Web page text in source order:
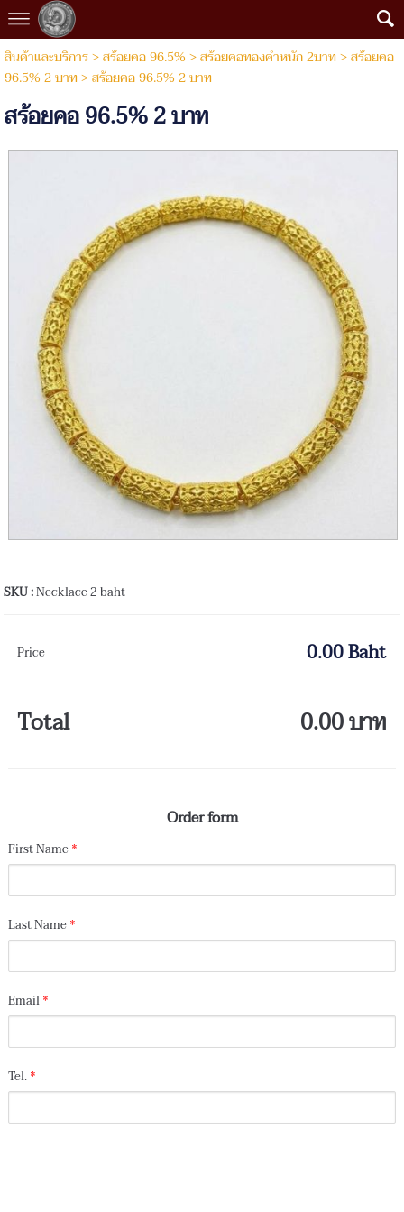
สินค้าและบริการ>สร้อยคอ 96.5% >สร้อยคอทองคำหนัก 2บาท>สร้อยคอ
96.5% 2 บาท> สร้อยคอ 96.5% 2 บาท
สร้อยคอ 96.5% 2 บาท
SKU :Necklace 2 baht
Price 0.00 Baht
Total 0.00 บาท
Order form
First Name*
Last Name*
Email*
Tel.*